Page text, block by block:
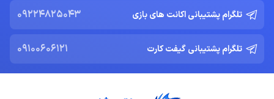
خرداد 22, 1404
ادلر: The Outer Worlds 2 تجربه‌ای تازه و کمتر کمدی خواهد بود
تلگرام پشتیبانی اکانت های بازی 09224825043
تلگرام پشتیبانی گیفت کارت 09100606121